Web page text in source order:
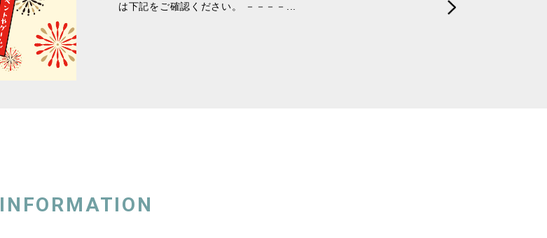
は下記をご確認ください。 －－－－...
INFORMATION